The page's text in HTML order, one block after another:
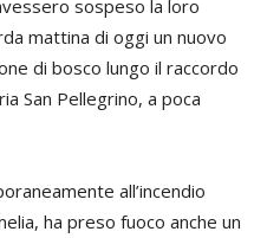
sospeso la loro
mattina di oggi un nuovo
di bosco lungo il raccordo
San Pellegrino, a poca
all’incendio
ha preso fuoco anche un